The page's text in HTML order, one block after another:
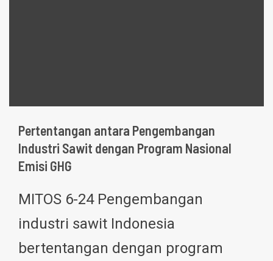
Pertentangan antara Pengembangan
Industri Sawit dengan Program Nasional
Emisi GHG
MITOS 6-24 Pengembangan
industri sawit Indonesia
bertentangan dengan program